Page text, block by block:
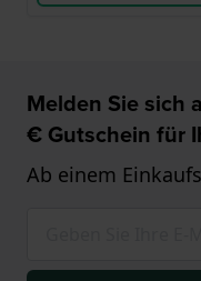
Melden Sie sich
€ Gutschein für
Ab einem